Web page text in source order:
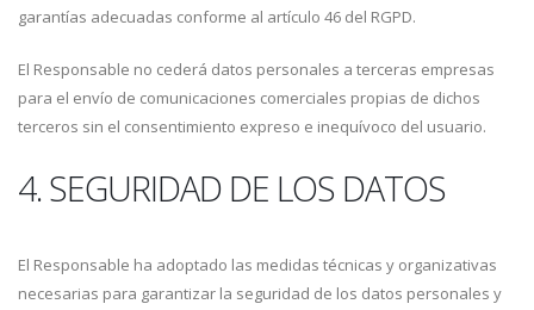
garantías adecuadas conforme al artículo 46 del RGPD.
El Responsable no cederá datos personales a terceras empresas
para el envío de comunicaciones comerciales propias de dichos
terceros sin el consentimiento expreso e inequívoco del usuario.
4. SEGURIDAD DE LOS DATOS
El Responsable ha adoptado las medidas técnicas y organizativas
necesarias para garantizar la seguridad de los datos personales y